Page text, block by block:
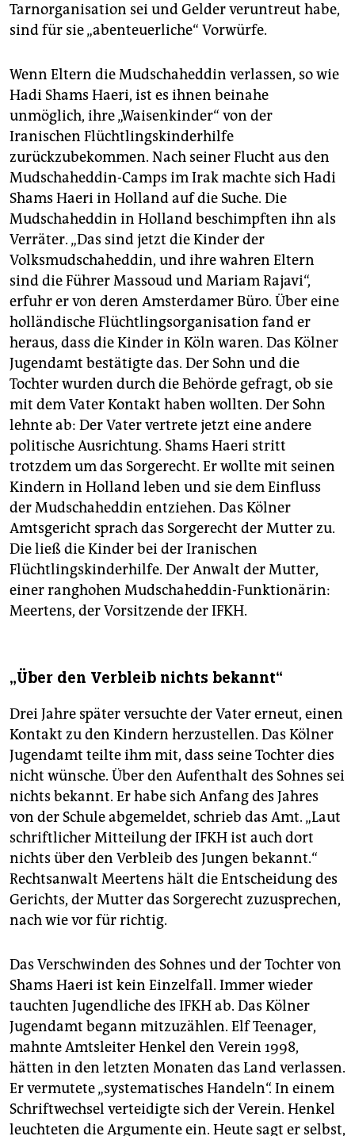
Tarnorganisation sei und Gelder veruntreut habe,
sind für sie „abenteuerliche“ Vorwürfe.
Wenn Eltern die Mudschaheddin verlassen, so wie
Hadi Shams Haeri, ist es ihnen beinahe
unmöglich, ihre „Waisenkinder“ von der
Iranischen Flüchtlingskinderhilfe
zurückzubekommen. Nach seiner Flucht aus den
Mudschaheddin-Camps im Irak machte sich Hadi
Shams Haeri in Holland auf die Suche. Die
Mudschaheddin in Holland beschimpften ihn als
Verräter. „Das sind jetzt die Kinder der
Volksmudschaheddin, und ihre wahren Eltern
sind die Führer Massoud und Mariam Rajavi“,
erfuhr er von deren Amsterdamer Büro. Über eine
holländische Flüchtlingsorganisation fand er
heraus, dass die Kinder in Köln waren. Das Kölner
Jugendamt bestätigte das. Der Sohn und die
Tochter wurden durch die Behörde gefragt, ob sie
mit dem Vater Kontakt haben wollten. Der Sohn
lehnte ab: Der Vater vertrete jetzt eine andere
politische Ausrichtung. Shams Haeri stritt
trotzdem um das Sorgerecht. Er wollte mit seinen
Kindern in Holland leben und sie dem Einfluss
der Mudschaheddin entziehen. Das Kölner
Amtsgericht sprach das Sorgerecht der Mutter zu.
Die ließ die Kinder bei der Iranischen
Flüchtlingskinderhilfe. Der Anwalt der Mutter,
einer ranghohen Mudschaheddin-Funktionärin:
Meertens, der Vorsitzende der IFKH.
„Über den Verbleib nichts bekannt“
Drei Jahre später versuchte der Vater erneut, einen
Kontakt zu den Kindern herzustellen. Das Kölner
Jugendamt teilte ihm mit, dass seine Tochter dies
nicht wünsche. Über den Aufenthalt des Sohnes sei
nichts bekannt. Er habe sich Anfang des Jahres
von der Schule abgemeldet, schrieb das Amt. „Laut
schriftlicher Mitteilung der IFKH ist auch dort
nichts über den Verbleib des Jungen bekannt.“
Rechtsanwalt Meertens hält die Entscheidung des
Gerichts, der Mutter das Sorgerecht zuzusprechen,
nach wie vor für richtig.
Das Verschwinden des Sohnes und der Tochter von
Shams Haeri ist kein Einzelfall. Immer wieder
tauchten Jugendliche des IFKH ab. Das Kölner
Jugendamt begann mitzuzählen. Elf Teenager,
mahnte Amtsleiter Henkel den Verein 1998,
hätten in den letzten Monaten das Land verlassen.
Er vermutete „systematisches Handeln“. In einem
Schriftwechsel verteidigte sich der Verein. Henkel
leuchteten die Argumente ein. Heute sagt er selbst,